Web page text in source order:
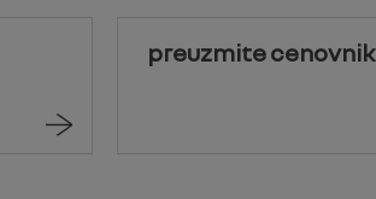
preuzmite cenovnik